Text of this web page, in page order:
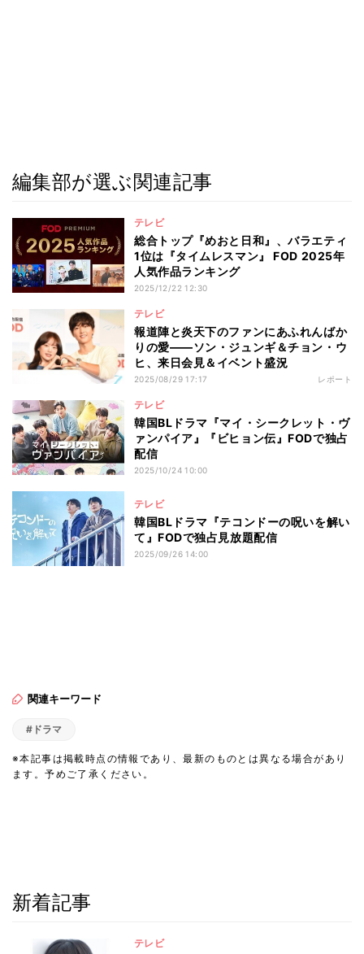
編集部が選ぶ関連記事
テレビ
総合トップ『めおと日和』、バラエティ
1位は『タイムレスマン』 FOD 2025年
人気作品ランキング
2025/12/22 12:30
テレビ
報道陣と炎天下のファンにあふれんばか
りの愛――ソン・ジュンギ＆チョン・ウ
ヒ、来日会見＆イベント盛況
2025/08/29 17:17 レポート
テレビ
韓国BLドラマ『マイ・シークレット・ヴ
ァンパイア』『ビヒョン伝』FODで独占
配信
2025/10/24 10:00
テレビ
韓国BLドラマ『テコンドーの呪いを解い
て』FODで独占見放題配信
2025/09/26 14:00
関連キーワード
#ドラマ
※本記事は掲載時点の情報であり、最新のものとは異なる場合があり
ます。予めご了承ください。
新着記事
テレビ